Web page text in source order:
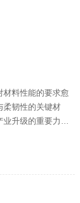
材料性能的要求愈
柔韧性的关键材
升级的重要力
。